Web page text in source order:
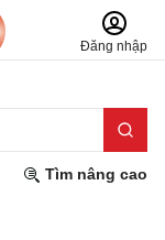
Đăng nhập
Tìm nâng cao